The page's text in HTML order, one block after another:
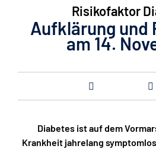
Risikofaktor
Aufklärung und
am 14.
Diabetes ist auf dem
Krankheit jahrelang